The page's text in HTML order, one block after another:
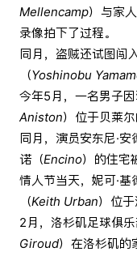
Mellencamp）与家
录像拍下了过程。
同月，盗贼还试图闯
（Yoshinobu
今年5月，一名男子
Aniston）位于贝莱
同月，演员安东尼·安
诺（Encino）的住宅
情人节当天，妮可·基
（Keith Urban）位于
2月，洛杉矶足球俱
Giroud）在洛杉矶的